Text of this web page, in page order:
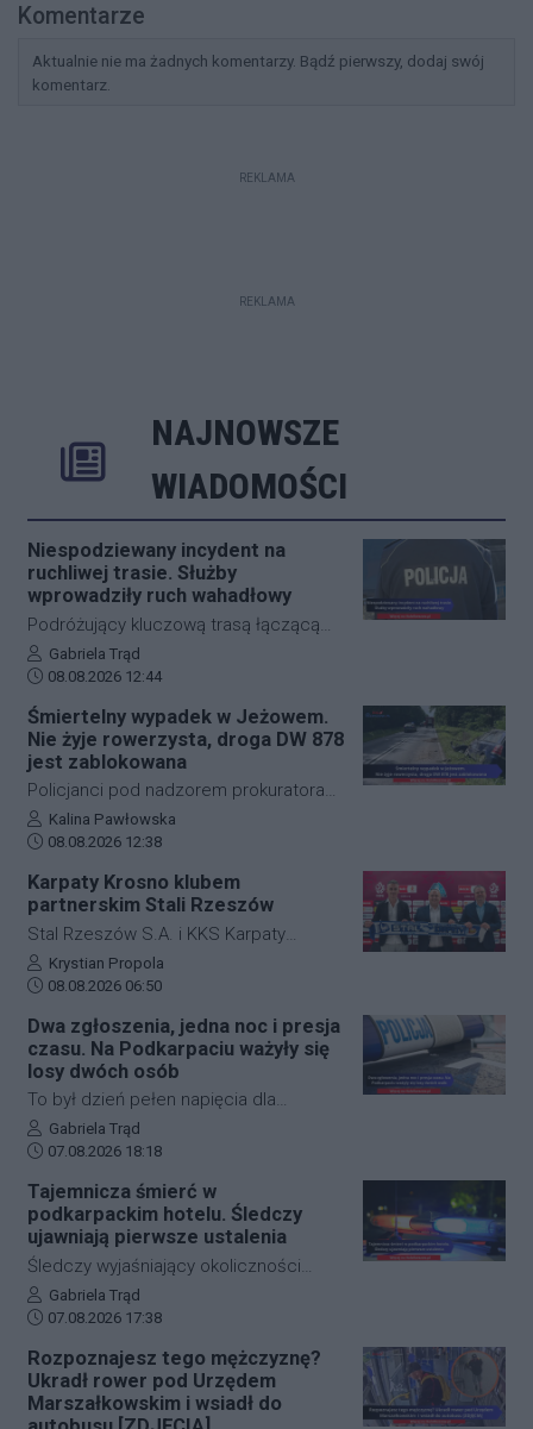
Komentarze
Aktualnie nie ma żadnych komentarzy. Bądź pierwszy, dodaj swój
komentarz.
REKLAMA
REKLAMA
NAJNOWSZE
WIADOMOŚCI
Niespodziewany incydent na
ruchliwej trasie. Służby
wprowadziły ruch wahadłowy
Podróżujący kluczową trasą łączącą
Jasło z Gorlicami muszą uzbroić się w
cierpliwość. Niespodziewane
zdarzenie drogowe w miejscowości
Przysieki doprowadziło do utrudnień na
drodze krajowej nr 28. Na miejscu
natychmiast pojawiła się policja, która
wprowadziła zmianę w organizacji
ruchu, by zabezpieczyć teren i uniknąć
Autor artykułu:
Gabriela Trąd
Data dodania artykułu:
08.08.2026 12:44
Śmiertelny wypadek w Jeżowem.
Nie żyje rowerzysta, droga DW 878
jest zablokowana
Policjanci pod nadzorem prokuratora
ustalają szczegółowe okoliczności
tragicznego wypadku, do którego
Jeżowe w powiecie niżańskim. W
wyniku zderzenia samochodu
osobowego z rowerzystą, śmierć na
miejscu poniósł kierujący jednośladem.
Droga wojewódzka nr 878 jest
całkowicie zablokowana.
Autor artykułu:
Kalina Pawłowska
Data dodania artykułu:
08.08.2026 12:38
Karpaty Krosno klubem
partnerskim Stali Rzeszów
Stal Rzeszów S.A. i KKS Karpaty
Krosno rozpoczęły oficjalną
współpracę. Kluby podpisały
długoterminową umowę partnerską,
która ma obejmować m.in. wymianę
doświadczeń, rozwój szkolenia
młodzieży oraz obserwację i
pozyskiwanie utalentowanych
zawodników z regionu.
Autor artykułu:
Krystian Propola
Data dodania artykułu:
08.08.2026 06:50
Dwa zgłoszenia, jedna noc i presja
czasu. Na Podkarpaciu ważyły się
losy dwóch osób
To był dzień pełen napięcia dla
funkcjonariuszy z powiatu niżańskiego.
W ciągu zaledwie kilkunastu godzin
służby ratunkowe musiały
przeprowadzić dwie niezależne,
intensywne akcje poszukiwawcze. W
obu przypadkach chodziło o ludzkie
życie, a kluczową rolę odegrał czas.
Dzięki błyskawicznej mobilizacji policji,
nowoczesnej technologii, obie historie
zakończyły się szczęśliwie.
Autor artykułu:
Gabriela Trąd
Data dodania artykułu:
07.08.2026 18:18
Tajemnicza śmierć w
podkarpackim hotelu. Śledczy
ujawniają pierwsze ustalenia
Śledczy wyjaśniający okoliczności
tragicznego zdarzenia na terenie
jednego z sanockich hoteli dysponują
sądowych. Z przeprowadzonej sekcji
zwłok 37-letniego mężczyzny wynika,
że na tym etapie postępowania nic nie
Autor artykułu:
Gabriela Trąd
Data dodania artykułu:
07.08.2026 17:38
Rozpoznajesz tego mężczyznę?
Ukradł rower pod Urzędem
Marszałkowskim i wsiadł do